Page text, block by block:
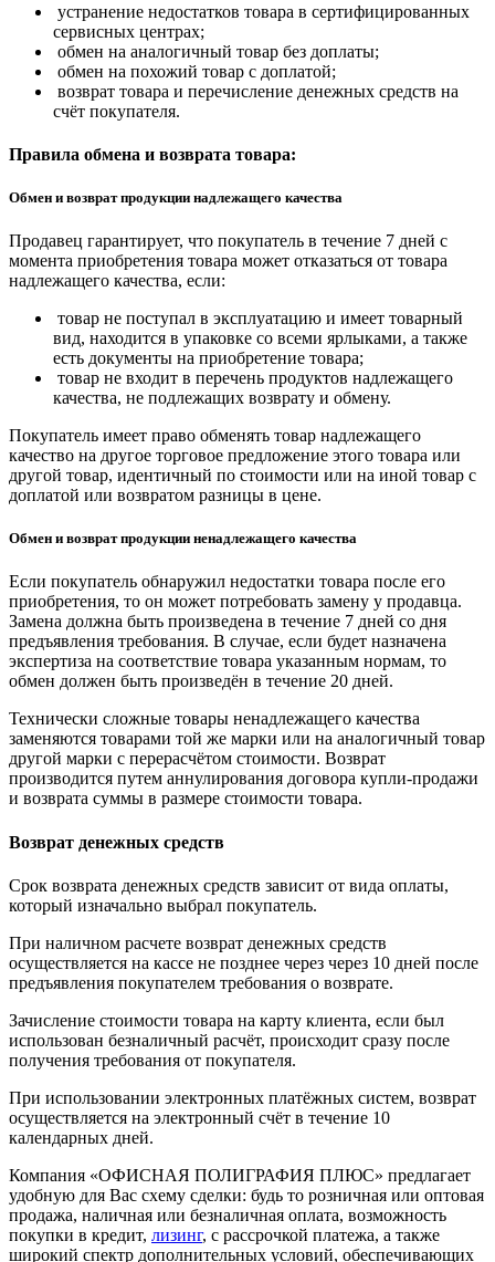
устранение недостатков товара в сертифицированных
сервисных центрах;
обмен на аналогичный товар без доплаты;
обмен на похожий товар с доплатой;
возврат товара и перечисление денежных средств на
счёт покупателя.
Правила обмена и возврата товара:
Обмен и возврат продукции надлежащего качества
Продавец гарантирует, что покупатель в течение 7 дней с
момента приобретения товара может отказаться от товара
надлежащего качества, если:
товар не поступал в эксплуатацию и имеет товарный
вид, находится в упаковке со всеми ярлыками, а также
есть документы на приобретение товара;
товар не входит в перечень продуктов надлежащего
качества, не подлежащих возврату и обмену.
Покупатель имеет право обменять товар надлежащего
качество на другое торговое предложение этого товара или
другой товар, идентичный по стоимости или на иной товар с
доплатой или возвратом разницы в цене.
Обмен и возврат продукции ненадлежащего качества
Если покупатель обнаружил недостатки товара после его
приобретения, то он может потребовать замену у продавца.
Замена должна быть произведена в течение 7 дней со дня
предъявления требования. В случае, если будет назначена
экспертиза на соответствие товара указанным нормам, то
обмен должен быть произведён в течение 20 дней.
Технически сложные товары ненадлежащего качества
заменяются товарами той же марки или на аналогичный товар
другой марки с перерасчётом стоимости. Возврат
производится путем аннулирования договора купли-продажи
и возврата суммы в размере стоимости товара.
Возврат денежных средств
Срок возврата денежных средств зависит от вида оплаты,
который изначально выбрал покупатель.
При наличном расчете возврат денежных средств
осуществляется на кассе не позднее через через 10 дней после
предъявления покупателем требования о возврате.
Зачисление стоимости товара на карту клиента, если был
использован безналичный расчёт, происходит сразу после
получения требования от покупателя.
При использовании электронных платёжных систем, возврат
осуществляется на электронный счёт в течение 10
календарных дней.
Компания «ОФИСНАЯ ПОЛИГРАФИЯ ПЛЮС» предлагает
удобную для Вас схему сделки: будь то розничная или оптовая
продажа, наличная или безналичная оплата, возможность
покупки в кредит, лизинг, с рассрочкой платежа, а также
широкий спектр дополнительных условий, обеспечивающих